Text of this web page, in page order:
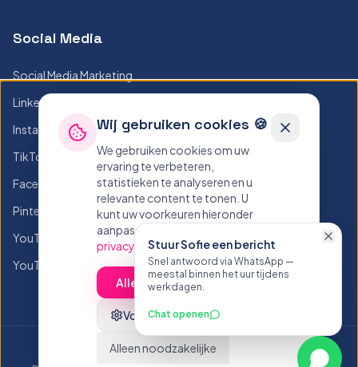
Social Media
Social Media Marketing
LinkedIn Posts
Instagram Posts
TikTok Posts
Facebook Posts
Pinterest Posts
YouTube Posts
YouTube Thumbnails
Sofie.be - Alle rechten voorbehouden
Stuur Sofie een bericht
Snel antwoord via WhatsApp —
meestal binnen het uur tijdens
werkdagen.
Chat openen
Wij gebruiken cookies 🍪
We gebruiken cookies om uw
ervaring te verbeteren,
statistieken te analyseren en u
relevante content te tonen. U
kunt uw voorkeuren hieronder
aanpassen.
privacybeleid
Alles accepteren
Voorkeuren
Alleen noodzakelijke